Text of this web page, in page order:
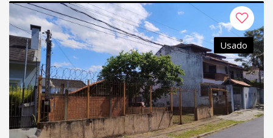
Usado